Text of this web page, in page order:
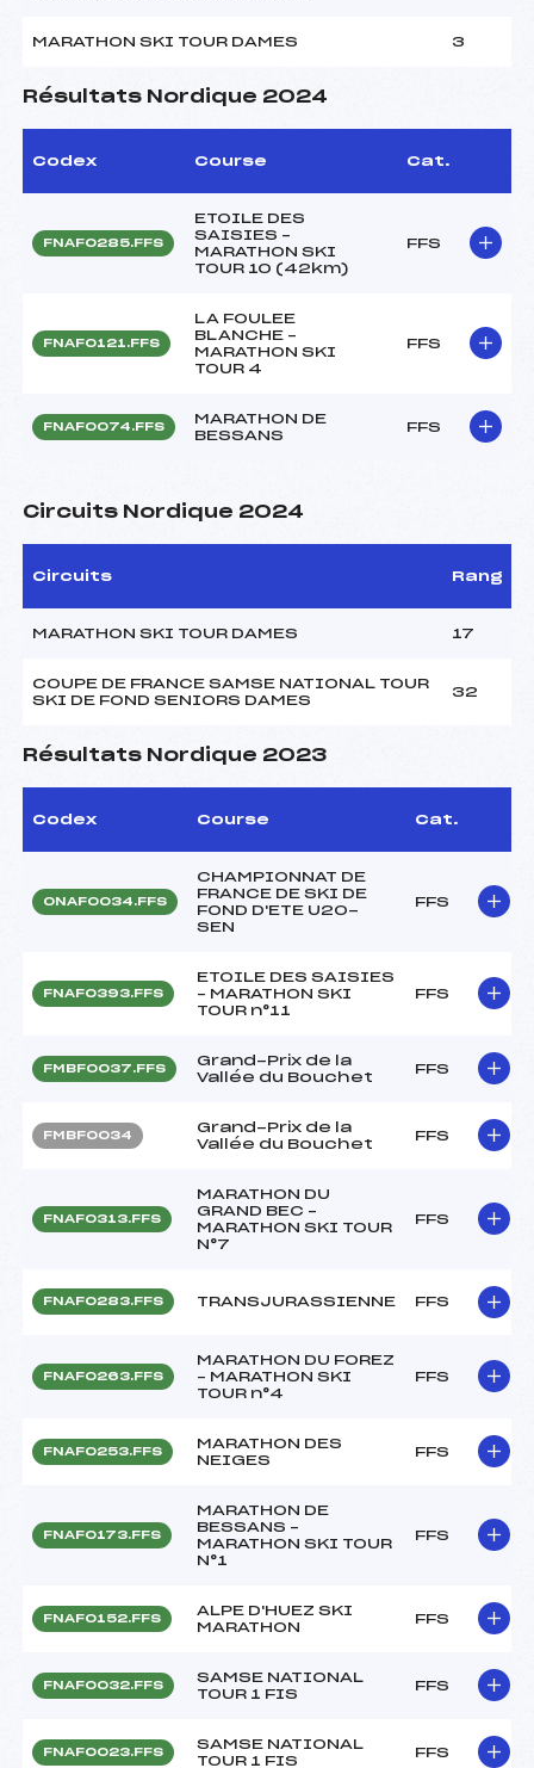
MARATHON SKI TOUR DAMES 3
Résultats Nordique 2024
Codex Course Cat.
FNAF0285.FFS
ETOILE DES
SAISIES –
MARATHON SKI
TOUR 10 (42km)
FFS
FNAF0121.FFS
LA FOULEE
BLANCHE –
MARATHON SKI
TOUR 4
FFS
FNAF0074.FFS
MARATHON DE
BESSANS
FFS
Circuits Nordique 2024
Circuits Rang
MARATHON SKI TOUR DAMES 17
COUPE DE FRANCE SAMSE NATIONAL TOUR
SKI DE FOND SENIORS DAMES
32
Résultats Nordique 2023
Codex Course Cat.
ONAF0034.FFS
CHAMPIONNAT DE
FRANCE DE SKI DE
FOND D'ETE U20-
SEN
FFS
FNAF0393.FFS
ETOILE DES SAISIES
– MARATHON SKI
TOUR n°11
FFS
FMBF0037.FFS
Grand-Prix de la
Vallée du Bouchet
FFS
FMBF0034
Grand-Prix de la
Vallée du Bouchet
FFS
FNAF0313.FFS
MARATHON DU
GRAND BEC –
MARATHON SKI TOUR
N°7
FFS
FNAF0283.FFS TRANSJURASSIENNE FFS
FNAF0263.FFS
MARATHON DU FOREZ
– MARATHON SKI
TOUR n°4
FFS
FNAF0253.FFS
MARATHON DES
NEIGES
FFS
FNAF0173.FFS
MARATHON DE
BESSANS –
MARATHON SKI TOUR
N°1
FFS
FNAF0152.FFS
ALPE D'HUEZ SKI
MARATHON
FFS
FNAF0032.FFS
SAMSE NATIONAL
TOUR 1 FIS
FFS
FNAF0023.FFS
SAMSE NATIONAL
TOUR 1 FIS
FFS